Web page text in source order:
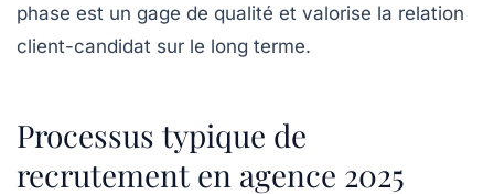
phase est un gage de qualité et valorise la relation
client-candidat sur le long terme.
Processus typique de
recrutement en agence 2025